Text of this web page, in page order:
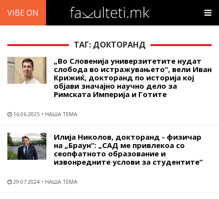
VIBE ON
ТАГ: ДОКТОРАНД
„Во Словенија универзитетите нудат
слобода во истражувањето“, вели Иван
Крижиќ, докторанд по историја кој
објави значајно научно дело за
Римската Империја и Готите
16.06.2025 НАША ТЕМА
Илија Николов, докторанд - физичар
на „Браун“: „САД ме привлекоа со
сеопфатното образование и
извонредните услови за студентите“
29.07.2024 НАША ТЕМА